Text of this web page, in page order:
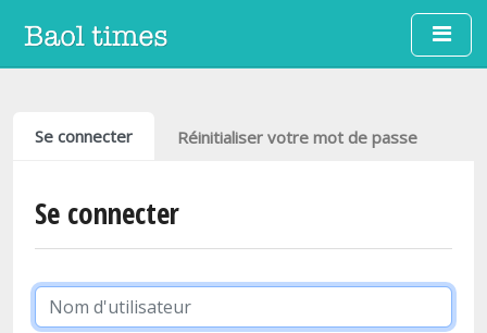
Aller au contenu principal
Onglets principaux
Se connecter Réinitialiser votre mot de passe
Se connecter